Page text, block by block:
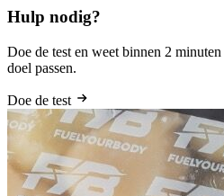
Hulp nodig?
Doe de test en weet binnen 2
doel passen.
Doe de test